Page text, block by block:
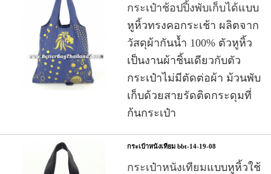
กระเป๋าช้อปปิ้งพับเก็บได้แบบ
หูหิ้วทรงคอกระเช้า ผลิตจาก
วัสดุผ้ากันน้ำ 100% ตัวหูหิ้ว
เป็นงานผ้าชิ้นเดียวกับตัว
กระเป๋าไม่มีตัดต่อผ้า ม้วนพับ
เก็บด้วยสายรัดติดกระดุมที่
ก้นกระเป๋า
กระเป๋าหนังเทียม bbt-14-19-08
กระเป๋าหนังเทียมแบบหูหิ้วใช้